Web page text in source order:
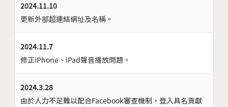
2024.11.10
更新外部超連結網址及名稱。
2024.11.7
修正iPhone、iPad聲音播放問題。
2024.3.28
由於人力不足難以配合Facebook審查機制，登入具名貢獻